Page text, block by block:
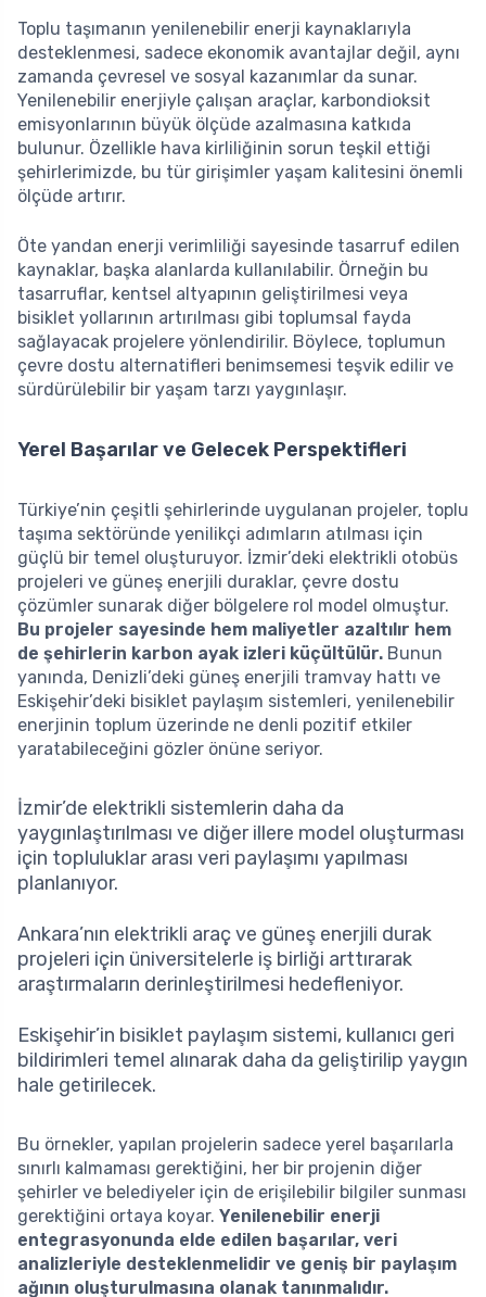
Toplu taşımanın yenilenebilir enerji kaynaklarıyla
desteklenmesi, sadece ekonomik avantajlar değil, aynı
zamanda çevresel ve sosyal kazanımlar da sunar.
Yenilenebilir enerjiyle çalışan araçlar, karbondioksit
emisyonlarının büyük ölçüde azalmasına katkıda
bulunur. Özellikle hava kirliliğinin sorun teşkil ettiği
şehirlerimizde, bu tür girişimler yaşam kalitesini önemli
ölçüde artırır.
Öte yandan enerji verimliliği sayesinde tasarruf edilen
kaynaklar, başka alanlarda kullanılabilir. Örneğin bu
tasarruflar, kentsel altyapının geliştirilmesi veya
bisiklet yollarının artırılması gibi toplumsal fayda
sağlayacak projelere yönlendirilir. Böylece, toplumun
çevre dostu alternatifleri benimsemesi teşvik edilir ve
sürdürülebilir bir yaşam tarzı yaygınlaşır.
Yerel Başarılar ve Gelecek Perspektifleri
Türkiye’nin çeşitli şehirlerinde uygulanan projeler, toplu
taşıma sektöründe yenilikçi adımların atılması için
güçlü bir temel oluşturuyor. İzmir’deki elektrikli otobüs
projeleri ve güneş enerjili duraklar, çevre dostu
çözümler sunarak diğer bölgelere rol model olmuştur.
Bu projeler sayesinde hem maliyetler azaltılır hem
de şehirlerin karbon ayak izleri küçültülür. Bunun
yanında, Denizli’deki güneş enerjili tramvay hattı ve
Eskişehir’deki bisiklet paylaşım sistemleri, yenilenebilir
enerjinin toplum üzerinde ne denli pozitif etkiler
yaratabileceğini gözler önüne seriyor.
İzmir’de elektrikli sistemlerin daha da
yaygınlaştırılması ve diğer illere model oluşturması
için topluluklar arası veri paylaşımı yapılması
planlanıyor.
Ankara’nın elektrikli araç ve güneş enerjili durak
projeleri için üniversitelerle iş birliği arttırarak
araştırmaların derinleştirilmesi hedefleniyor.
Eskişehir’in bisiklet paylaşım sistemi, kullanıcı geri
bildirimleri temel alınarak daha da geliştirilip yaygın
hale getirilecek.
Bu örnekler, yapılan projelerin sadece yerel başarılarla
sınırlı kalmaması gerektiğini, her bir projenin diğer
şehirler ve belediyeler için de erişilebilir bilgiler sunması
gerektiğini ortaya koyar. Yenilenebilir enerji
entegrasyonunda elde edilen başarılar, veri
analizleriyle desteklenmelidir ve geniş bir paylaşım
ağının oluşturulmasına olanak tanınmalıdır.